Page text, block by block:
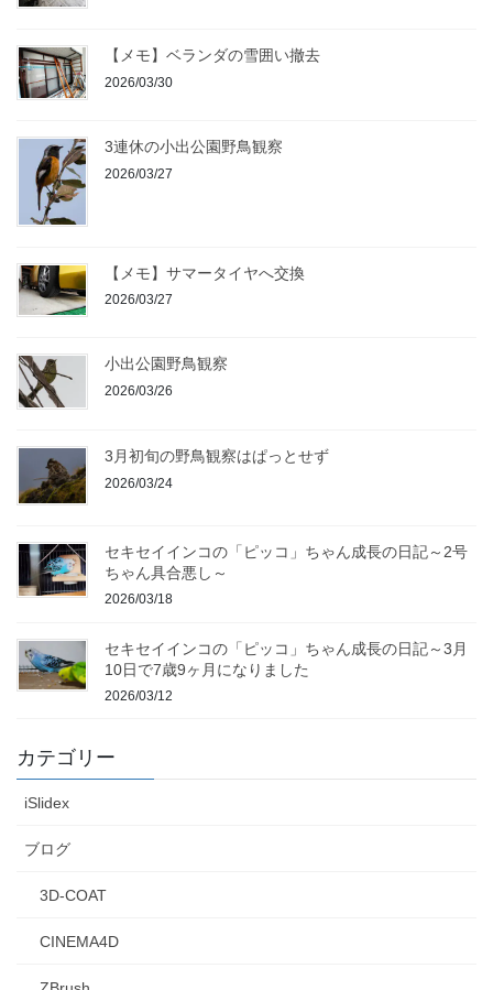
【メモ】ベランダの雪囲い撤去
2026/03/30
3連休の小出公園野鳥観察
2026/03/27
【メモ】サマータイヤへ交換
2026/03/27
小出公園野鳥観察
2026/03/26
3月初旬の野鳥観察はぱっとせず
2026/03/24
セキセイインコの「ピッコ」ちゃん成長の日記～2号
ちゃん具合悪し～
2026/03/18
セキセイインコの「ピッコ」ちゃん成長の日記～3月
10日で7歳9ヶ月になりました
2026/03/12
カテゴリー
iSlidex
ブログ
3D-COAT
CINEMA4D